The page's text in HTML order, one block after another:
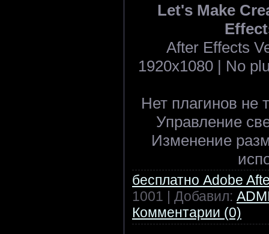
Let's Make
After Effects
1920x1080 | No
Нет плагинов не
Управление
Изменение
бесплатно Adobe
1001 | Добавил:
Комментарии (0)